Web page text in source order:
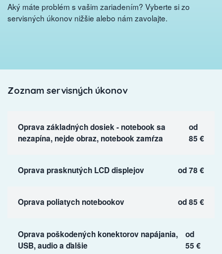
Aký máte problém s vašim zariadením? Vyberte si zo
servisných úkonov nižšie alebo nám zavolajte.
Zoznam servisných úkonov
Oprava základných dosiek - notebook sa
nezapína, nejde obraz, notebook zamŕza
od
85 €
Oprava prasknutých LCD displejov od 78 €
Oprava poliatych notebookov od 85 €
Oprava poškodených konektorov napájania,
USB, audio a ďalšie
od
55 €